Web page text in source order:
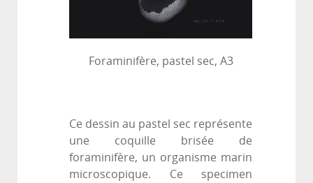
Foraminifère, pastel sec, A3
Ce dessin au pastel sec représente
une coquille brisée de
foraminifère, un organisme marin
microscopique. Ce specimen